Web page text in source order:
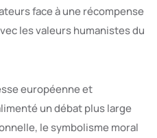
face à une récompense
les valeurs humanistes du
européenne et
un débat plus large
le symbolisme moral